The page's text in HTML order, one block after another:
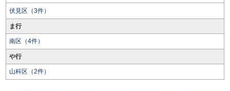
伏見区（3件）
ま行
南区（4件）
や行
山科区（2件）